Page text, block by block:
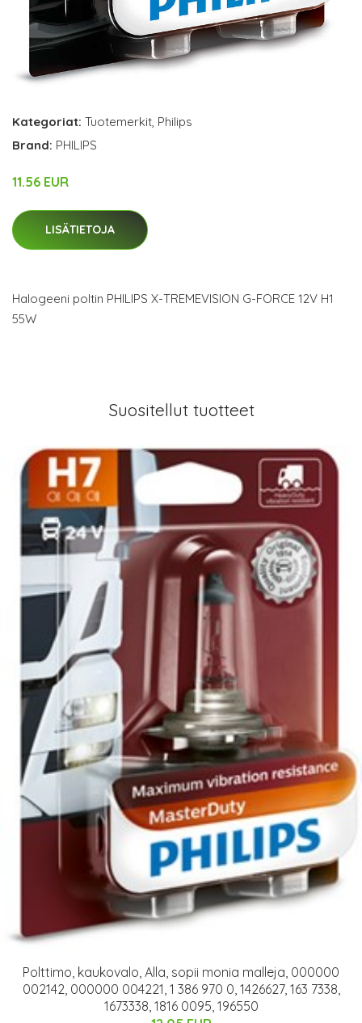
Kategoriat: Tuotemerkit Philips
Brand: PHILIPS
11.56 EUR
LISÄTIETOJA
Halogeeni poltin PHILIPS X-TREMEVISION G-FORCE 12V H1
55W
Suositellut tuotteet
Polttimo, kaukovalo, Alla, sopii monia malleja, 000000
002142, 000000 004221, 1 386 970 0, 1426627, 163 7338,
1673338, 1816 0095, 196550